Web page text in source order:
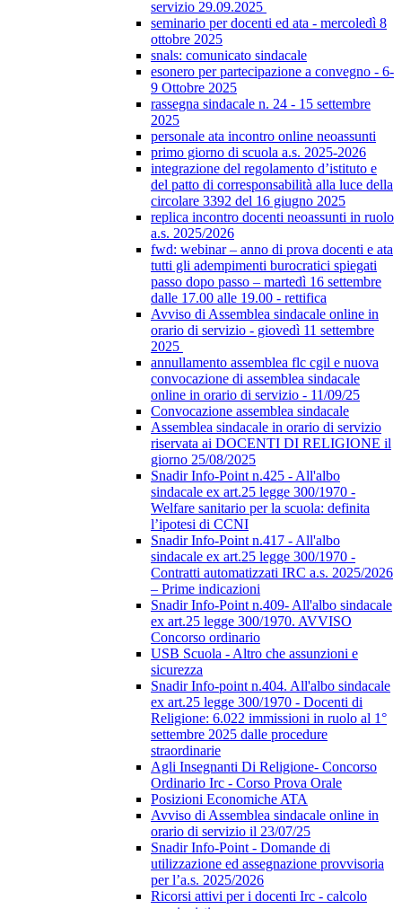
servizio 29.09.2025
seminario per docenti ed ata - mercoledì 8
ottobre 2025
snals: comunicato sindacale
esonero per partecipazione a convegno - 6-
9 Ottobre 2025
rassegna sindacale n. 24 - 15 settembre
2025
personale ata incontro online neoassunti
primo giorno di scuola a.s. 2025-2026
integrazione del regolamento d’istituto e
del patto di corresponsabilità alla luce della
circolare 3392 del 16 giugno 2025
replica incontro docenti neoassunti in ruolo
a.s. 2025/2026
fwd: webinar – anno di prova docenti e ata
tutti gli adempimenti burocratici spiegati
passo dopo passo – martedì 16 settembre
dalle 17.00 alle 19.00 - rettifica
Avviso di Assemblea sindacale online in
orario di servizio - giovedì 11 settembre
2025
annullamento assemblea flc cgil e nuova
convocazione di assemblea sindacale
online in orario di servizio - 11/09/25
Convocazione assemblea sindacale
Assemblea sindacale in orario di servizio
riservata ai DOCENTI DI RELIGIONE il
giorno 25/08/2025
Snadir Info-Point n.425 - All'albo
sindacale ex art.25 legge 300/1970 -
Welfare sanitario per la scuola: definita
l’ipotesi di CCNI
Snadir Info-Point n.417 - All'albo
sindacale ex art.25 legge 300/1970 -
Contratti automatizzati IRC a.s. 2025/2026
– Prime indicazioni
Snadir Info-Point n.409- All'albo sindacale
ex art.25 legge 300/1970. AVVISO
Concorso ordinario
USB Scuola - Altro che assunzioni e
sicurezza
Snadir Info-point n.404. All'albo sindacale
ex art.25 legge 300/1970 - Docenti di
Religione: 6.022 immissioni in ruolo al 1°
settembre 2025 dalle procedure
straordinarie
Agli Insegnanti Di Religione- Concorso
Ordinario Irc - Corso Prova Orale
Posizioni Economiche ATA
Avviso di Assemblea sindacale online in
orario di servizio il 23/07/25
Snadir Info-Point - Domande di
utilizzazione ed assegnazione provvisoria
per l’a.s. 2025/2026
Ricorsi attivi per i docenti Irc - calcolo